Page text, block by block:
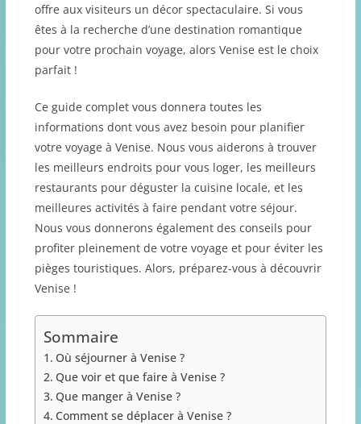
offre aux visiteurs un décor spectaculaire. Si vous
êtes à la recherche d’une destination romantique
pour votre prochain voyage, alors Venise est le choix
parfait !
Ce guide complet vous donnera toutes les
informations dont vous avez besoin pour planifier
votre voyage à Venise. Nous vous aiderons à trouver
les meilleurs endroits pour vous loger, les meilleurs
restaurants pour déguster la cuisine locale, et les
meilleures activités à faire pendant votre séjour.
Nous vous donnerons également des conseils pour
profiter pleinement de votre voyage et pour éviter les
pièges touristiques. Alors, préparez-vous à découvrir
Venise !
Sommaire
Où séjourner à Venise ?
Que voir et que faire à Venise ?
Que manger à Venise ?
Comment se déplacer à Venise ?